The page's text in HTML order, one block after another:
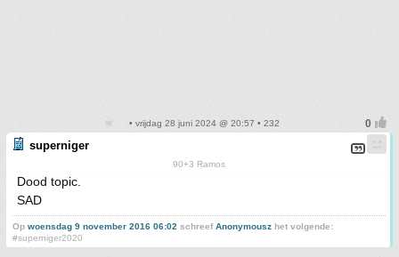
• vrijdag 28 juni 2024 @ 20:57 • 232
superniger
90+3 Ramos
Dood topic.
SAD
Op woensdag 9 november 2016 06:02 schreefAnonymousz het volgende:
#superniger2020